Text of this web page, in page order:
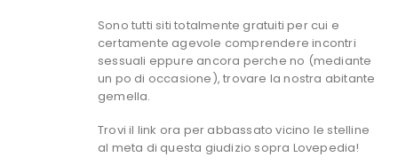
Sono tutti siti totalmente gratuiti per cui e
certamente agevole comprendere incontri
sessuali eppure ancora perche no (mediante
un po di occasione), trovare la nostra abitante
gemella.
Trovi il link ora per abbassato vicino le stelline
al meta di questa giudizio sopra Lovepedia!